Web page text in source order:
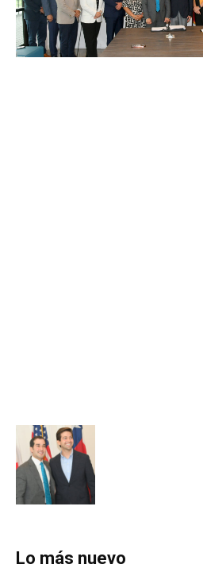
Lo más nuevo